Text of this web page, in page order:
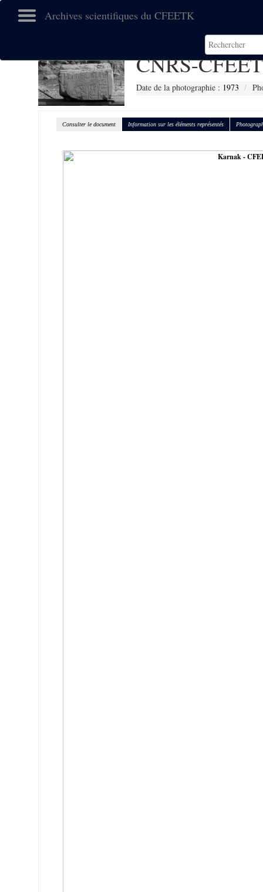
Archives scientifiques du CFEETK
CNRS-
Date de la photographie : 1973
Consulter le document Information sur les éléments représentés